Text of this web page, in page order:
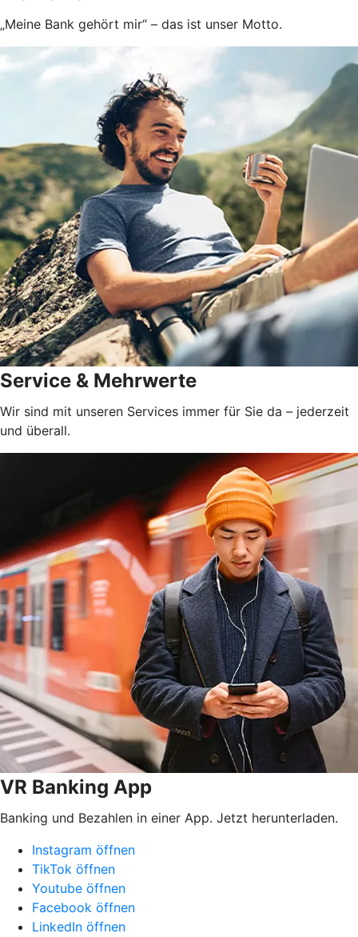
„Meine Bank gehört mir“ – das ist unser Motto.
Service & Mehrwerte
Wir sind mit unseren Services immer für Sie da – jederzeit
und überall.
VR Banking App
Banking und Bezahlen in einer App. Jetzt herunterladen.
Instagram öffnen
TikTok öffnen
Youtube öffnen
Facebook öffnen
LinkedIn öffnen